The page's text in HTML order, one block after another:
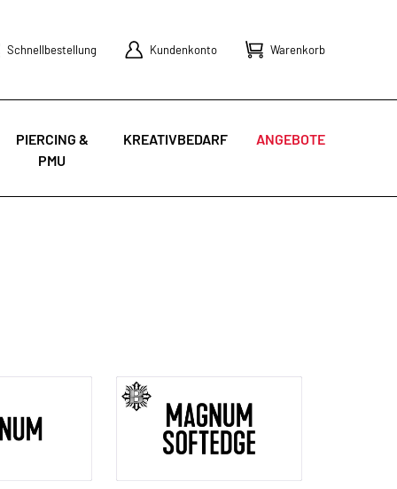
Schnellbestellung Kundenkonto Warenkorb
PIERCING &
PMU
KREATIVBEDARF ANGEBOTE